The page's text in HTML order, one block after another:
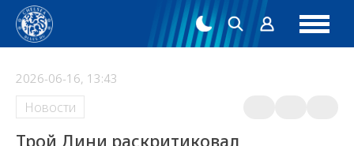
2026-06-16, 13:43
Новости
Трой Дини раскритиковал